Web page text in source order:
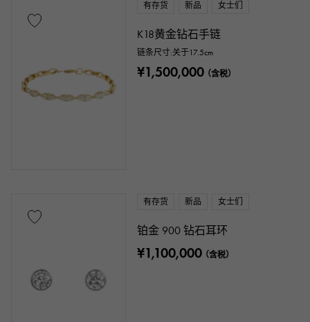
有存货 新品 女士们
K18黄金钻石手链
链条尺寸:关于17.5cm
¥1,500,000（含税）
有存货 新品 女士们
铂金 900 钻石耳环
¥1,100,000（含税）